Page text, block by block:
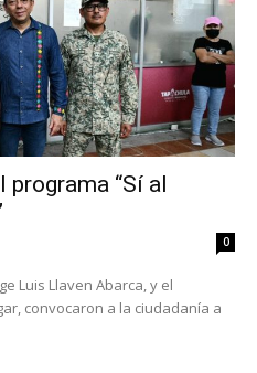
programa “Sí al
0
Luis Llaven Abarca, y el
convocaron a la ciudadanía a